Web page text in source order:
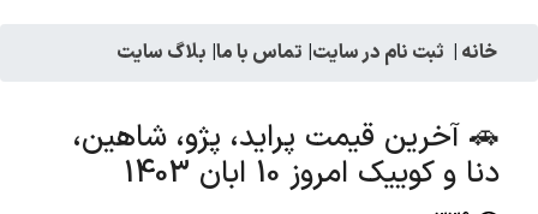
خانه | ثبت نام در سایت| تماس با ما| بلاگ سایت
🚗 آخرین قیمت پراید، پژو، شاهین،
دنا و کوییک امروز 10 ابان 1403